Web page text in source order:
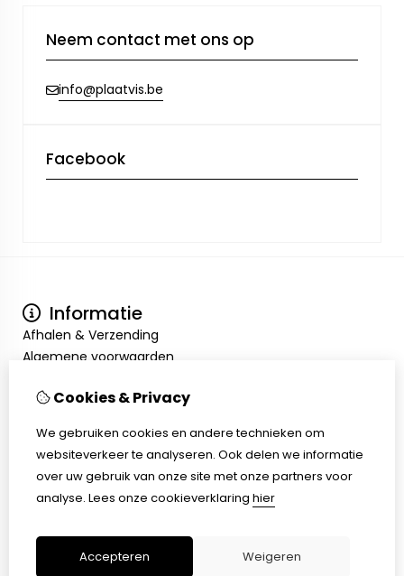
Neem contact met ons op
info@plaatvis.be
Facebook
Informatie
Afhalen & Verzending
Algemene voorwaarden
Mijn account
Bestelhistorie
Klantenservice
Contact
Cookies & Privacy
We gebruiken cookies en andere technieken om
websiteverkeer te analyseren. Ook delen we informatie
over uw gebruik van onze site met onze partners voor
analyse. Lees onze cookieverklaring hier
Accepteren Weigeren